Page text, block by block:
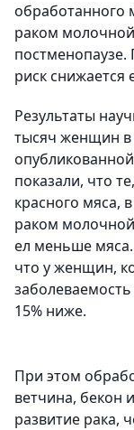
обработанного
раком
постменопаузе.
риск
Результаты
тысяч женщин в
показали, что
красного мяса,
раком
ел меньше
что у женщин,
15% ниже.
При этом
ветчина, бекон
развитие рака,